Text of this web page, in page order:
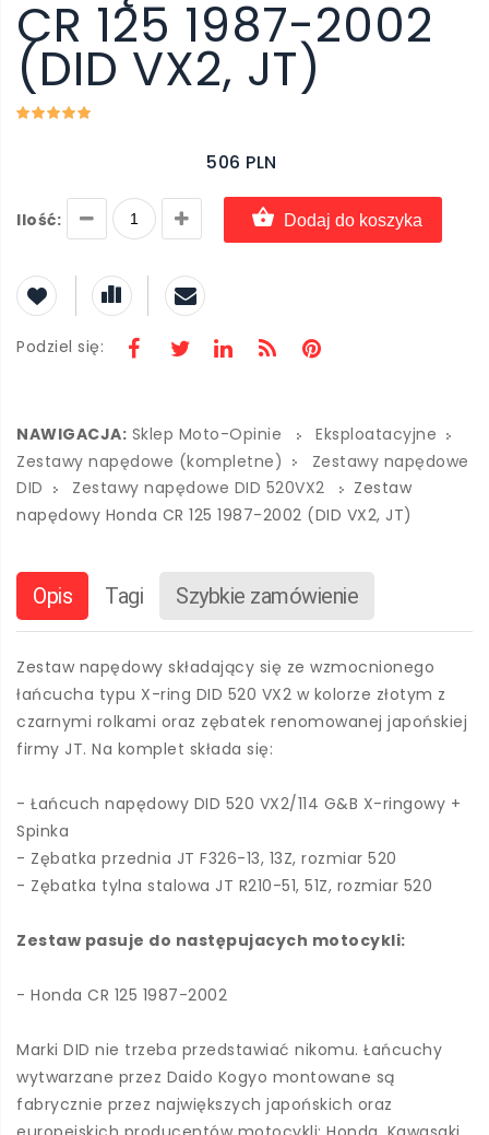
CR 125 1987-2002
(DID VX2, JT)
506 PLN
Ilość: Dodaj do koszyka
Podziel się:
NAWIGACJA: Sklep Moto-Opinie
Eksploatacyjne
Zestawy napędowe (kompletne)
Zestawy napędowe
DID
Zestawy napędowe DID 520VX2
Zestaw
napędowy Honda CR 125 1987-2002 (DID VX2, JT)
Opis Tagi Szybkie zamówienie
Zestaw napędowy składający się ze wzmocnionego
łańcucha typu X-ring DID 520 VX2 w kolorze złotym z
czarnymi rolkami oraz zębatek renomowanej japońskiej
firmy JT. Na komplet składa się:
- Łańcuch napędowy DID 520 VX2/114 G&B X-ringowy +
Spinka
- Zębatka przednia JT F326-13, 13Z, rozmiar 520
- Zębatka tylna stalowa JT R210-51, 51Z, rozmiar 520
Zestaw pasuje do następujacych motocykli:
- Honda CR 125 1987-2002
Marki DID nie trzeba przedstawiać nikomu. Łańcuchy
wytwarzane przez Daido Kogyo montowane są
fabrycznie przez największych japońskich oraz